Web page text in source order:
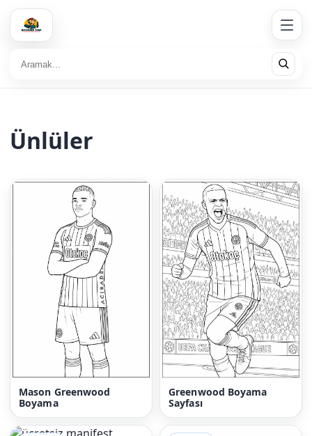
Ünlüler
Mason Greenwood
Boyama
Greenwood Boyama
Sayfası